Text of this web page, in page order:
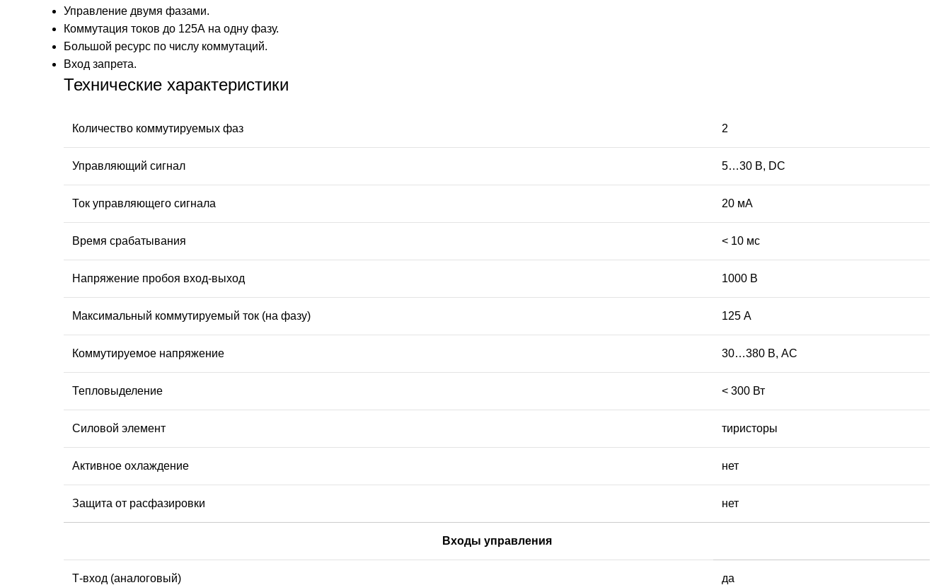
Управление двумя фазами.
Коммутация токов до 125А на одну фазу.
Большой ресурс по числу коммутаций.
Вход запрета.
Технические характеристики
Количество коммутируемых фаз 2
Управляющий сигнал 5…30 В, DC
Ток управляющего сигнала 20 мА
Время срабатывания < 10 мс
Напряжение пробоя вход-выход 1000 В
Максимальный коммутируемый ток (на фазу) 125 А
Коммутируемое напряжение 30…380 В, AC
Тепловыделение < 300 Вт
Силовой элемент тиристоры
Активное охлаждение нет
Защита от расфазировки нет
Входы управления
Т-вход (аналоговый) да